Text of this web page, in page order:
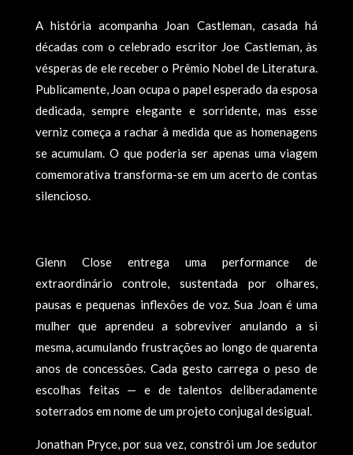
A história acompanha Joan Castleman, casada há
décadas com o celebrado escritor Joe Castleman, às
vésperas de ele receber o Prêmio Nobel de Literatura.
Publicamente, Joan ocupa o papel esperado da esposa
dedicada, sempre elegante e sorridente, mas esse
verniz começa a rachar à medida que as homenagens
se acumulam. O que poderia ser apenas uma viagem
comemorativa transforma-se em um acerto de contas
silencioso.
Glenn Close entrega uma performance de
extraordinário controle, sustentada por olhares,
pausas e pequenas inflexões de voz. Sua Joan é uma
mulher que aprendeu a sobreviver anulando a si
mesma, acumulando frustrações ao longo de quarenta
anos de concessões. Cada gesto carrega o peso de
escolhas feitas — e de talentos deliberadamente
soterrados em nome de um projeto conjugal desigual.
Jonathan Pryce, por sua vez, constrói um Joe sedutor